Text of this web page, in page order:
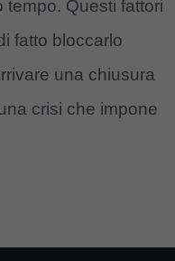
tempo. Questi fattori
fatto bloccarlo
una chiusura
crisi che impone